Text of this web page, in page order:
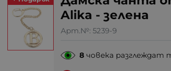
Alika - зелена
Арт.№: 5239-9
8човека разглеждат